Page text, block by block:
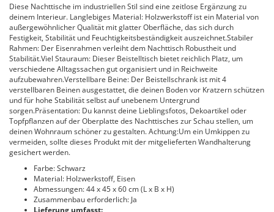
Diese Nachttische im industriellen Stil sind eine zeitlose Ergänzung zu
deinem Interieur. Langlebiges Material: Holzwerkstoff ist ein Material von
außergewöhnlicher Qualität mit glatter Oberfläche, das sich durch
Festigkeit, Stabilität und Feuchtigkeitsbeständigkeit auszeichnet.Stabiler
Rahmen: Der Eisenrahmen verleiht dem Nachttisch Robustheit und
Stabilität.Viel Stauraum: Dieser Beistelltisch bietet reichlich Platz, um
verschiedene Alltagssachen gut organisiert und in Reichweite
aufzubewahren.Verstellbare Beine: Der Beistellschrank ist mit 4
verstellbaren Beinen ausgestattet, die deinen Boden vor Kratzern schützen
und für hohe Stabilität selbst auf unebenem Untergrund
sorgen.Präsentation: Du kannst deine Lieblingsfotos, Dekoartikel oder
Topfpflanzen auf der Oberplatte des Nachttisches zur Schau stellen, um
deinen Wohnraum schöner zu gestalten. Achtung:Um ein Umkippen zu
vermeiden, sollte dieses Produkt mit der mitgelieferten Wandhalterung
gesichert werden.
Farbe: Schwarz
Material: Holzwerkstoff, Eisen
Abmessungen: 44 x 45 x 60 cm (L x B x H)
Zusammenbau erforderlich: Ja
Lieferung umfasst: